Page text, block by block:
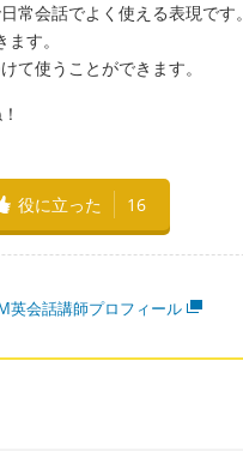
常会話でよく使える表現です。
す。
て使うことができます。
役に立った 16
英会話講師プロフィール